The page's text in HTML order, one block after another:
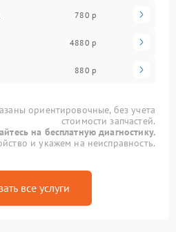
780 р
4880 р
880 р
ориентировочные, без учета
стоимости запчастей.
на бесплатную диагностику.
и укажем на неисправность.
все услуги